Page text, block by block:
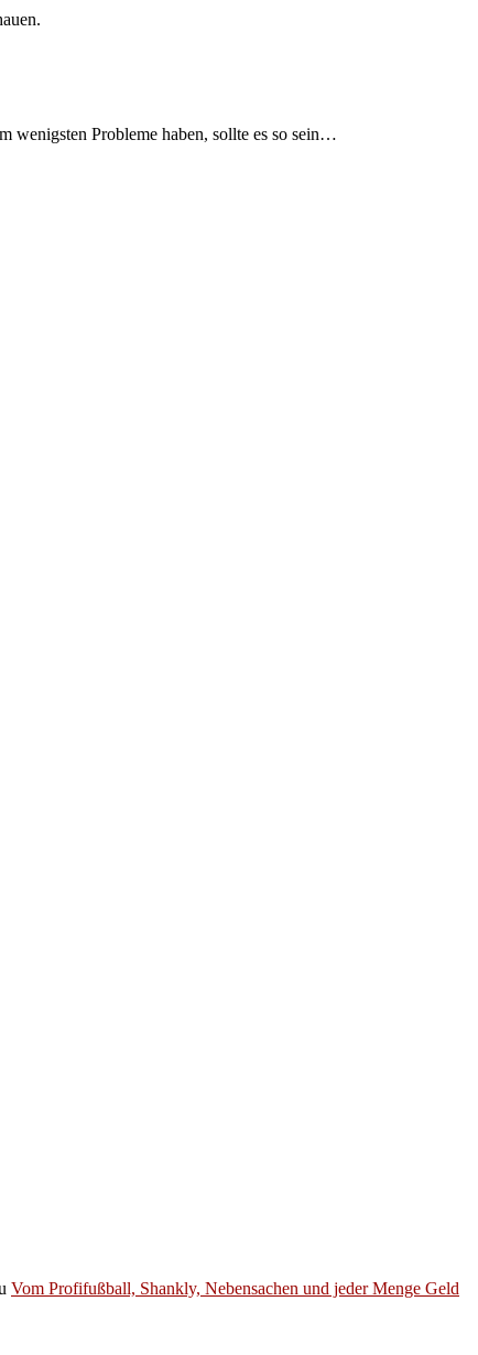
wenigsten Probleme haben, sollte es so sein…
Vom Profifußball, Shankly, Nebensachen und jeder Menge Geld